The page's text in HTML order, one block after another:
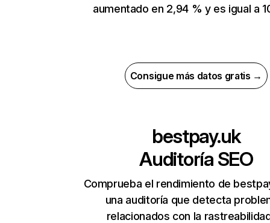
aumentado en 2,94 % y es igual a
Consigue más datos gratis →
bestpay.uk
Auditoría SEO
Comprueba el rendimiento de
una auditoría que detecta
relacionados con la